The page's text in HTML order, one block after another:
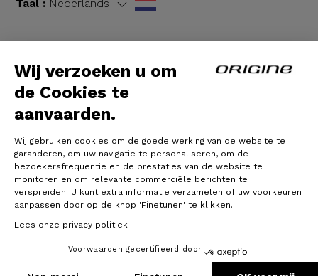
Wij verzoeken u om
de Cookies te
aanvaarden.
Wij gebruiken cookies om de goede werking van de website te
garanderen, om uw navigatie te personaliseren, om de
bezoekersfrequentie en de prestaties van de website te
monitoren en om relevante commerciële berichten te
verspreiden. U kunt extra informatie verzamelen of uw voorkeuren
aanpassen door op de knop 'Finetunen' te klikken.
Lees onze privacy politiek
Voorwaarden gecertifieerd door
Prijs : Gewicht :
In winkelwagen
Taal : Nederlands
Algemene voorwaarden |
© Origine Cycles